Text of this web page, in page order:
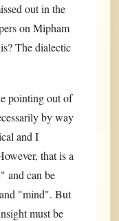
out in the
on Mipham
The dialectic
pointing out of
by way
and I
that is a
and can be
"mind". But
must be